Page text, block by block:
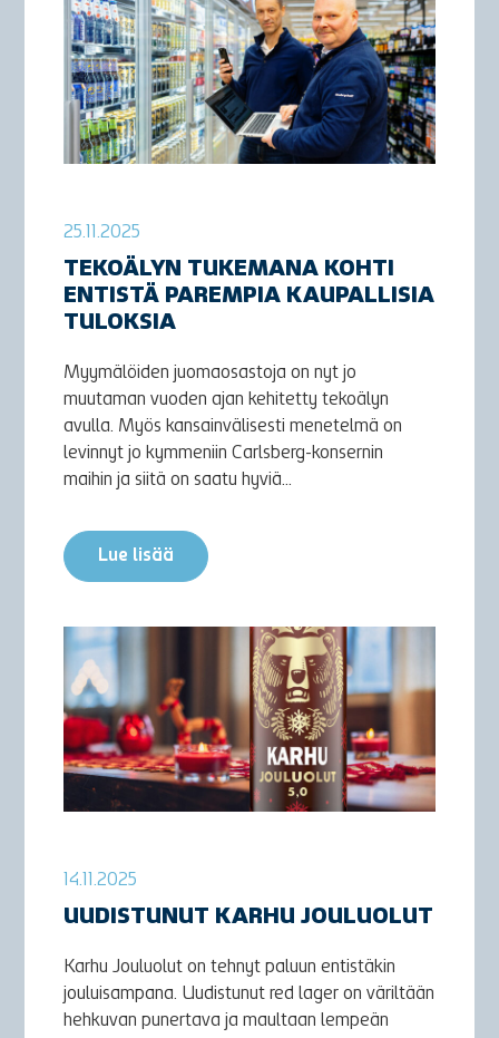
25.11.2025
TEKOÄLYN TUKEMANA KOHTI
ENTISTÄ PAREMPIA KAUPALLISIA
TULOKSIA
Myymälöiden juomaosastoja on nyt jo
muutaman vuoden ajan kehitetty tekoälyn
avulla. Myös kansainvälisesti menetelmä on
levinnyt jo kymmeniin Carlsberg-konsernin
maihin ja siitä on saatu hyviä...
Lue lisää
14.11.2025
UUDISTUNUT KARHU JOULUOLUT
Karhu Jouluolut on tehnyt paluun entistäkin
jouluisampana. Uudistunut red lager on väriltään
hehkuvan punertava ja maultaan lempeän